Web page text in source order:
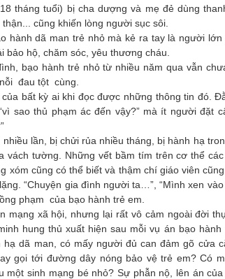
tháng tuổi) bị cha dượng và mẹ đẻ dùng
cũng khiến lòng người sục sôi.
dã man trẻ nhỏ mà kẻ ra tay là người lớn
hộ, chăm sóc, yêu thương cháu.
bạo hành trẻ nhỏ từ nhiều năm qua vẫn
đau tột cùng.
bất kỳ ai khi đọc được những thông tin đó.
sao thủ phạm ác đến vậy?” mà ít người đặt
lần, bị chửi rủa nhiều tháng, bị hành hạ
vách tường. Những vết bầm tím trên cơ thể
xóm cũng có thể biết và thậm chí giáo viên
“Chuyện gia đình người ta…”, “Mình xen
phạm của bạo hành trẻ em.
xã hội, nhưng lại rất vô cảm ngoài đời
hung thủ xuất hiện sau mỗi vụ án bạo hành
dã man, có mấy người đủ can đảm gõ cửa
gọi tới đường dây nóng bảo vệ trẻ em? Có
một sinh mạng bé nhỏ? Sự phẫn nộ, lên án